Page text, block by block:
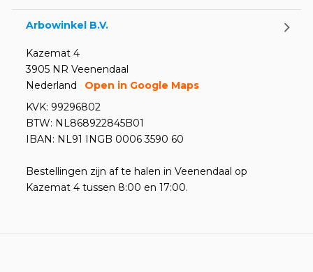
Arbowinkel B.V.
Kazemat 4
3905 NR Veenendaal
Nederland
Open in Google Maps
KVK: 99296802
BTW: NL868922845B01
IBAN: NL91 INGB 0006 3590 60
Bestellingen zijn af te halen in Veenendaal op
Kazemat 4 tussen 8:00 en 17:00.